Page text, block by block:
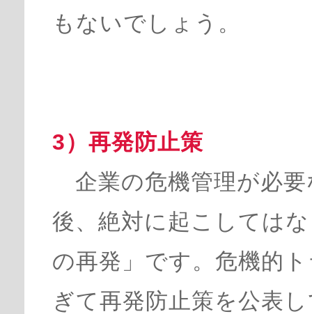
もないでしょう。
3）再発防止策
企業の危機管理が必
後、絶対に起こしては
の再発」です。危機的
ぎて再発防止策を公表